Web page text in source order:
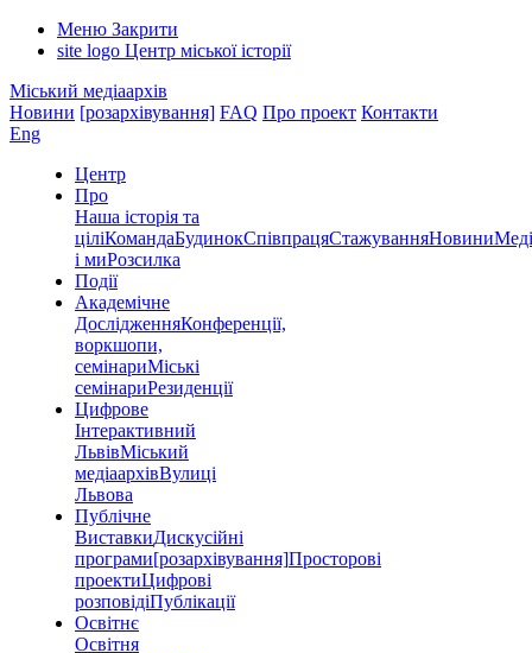
Меню Закрити
site logo Центр міської історії
Міський медіаархів
Новини [розархівування] FAQ Про проект Контакти
Eng
Центр
Про
Наша історія та
ціліКомандаБудинокСпівпрацяСтажуванняНовини
і миРозсилка
Події
Академічне
ДослідженняКонференції,
воркшопи,
семінариМіські
семінариРезиденції
Цифрове
Інтерактивний
ЛьвівМіський
медіаархівВулиці
Львова
Публічне
ВиставкиДискусійні
програми[розархівування]Просторові
проектиЦифрові
розповідіПублікації
Освітнє
Освітня